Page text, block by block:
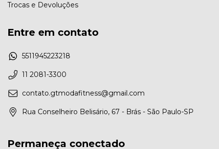
Trocas e Devoluções
Entre em contato
5511945223218
11 2081-3300
contato.gtmodafitness@gmail.com
Rua Conselheiro Belisário, 67 - Brás - São Paulo-SP
Permaneça conectado